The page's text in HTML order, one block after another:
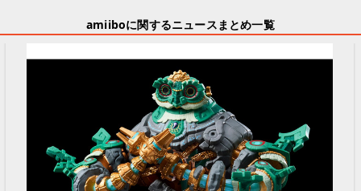
amiiboに関するニュースまとめ一覧